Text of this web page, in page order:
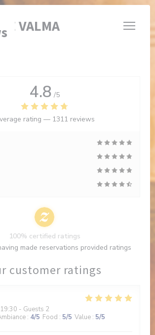
choices
VALMA
customer ratings
- Guests 2
: 4/5 Food : 5/5 Value : 5/5
4.8 /5
rating — 1311 reviews
100% certified ratings
made reservations provided ratings